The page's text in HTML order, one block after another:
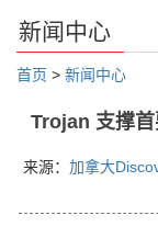
新闻中心
首页 > 新闻中心
Trojan 支撑
来源： 加拿大